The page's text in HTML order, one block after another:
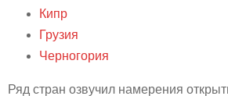
Кипр
Грузия
Черногория
Ряд стран озвучил намерения